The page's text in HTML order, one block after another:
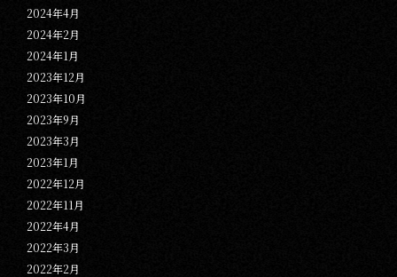
2024年4月
2024年2月
2024年1月
2023年12月
2023年10月
2023年9月
2023年3月
2023年1月
2022年12月
2022年11月
2022年4月
2022年3月
2022年2月